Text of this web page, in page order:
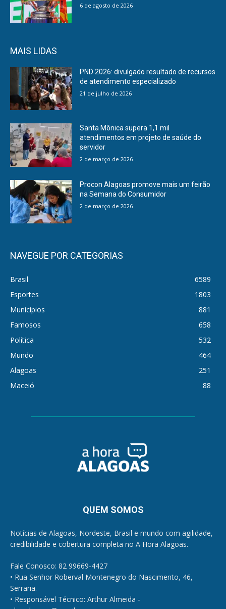
6 de agosto de 2026
MAIS LIDAS
PND 2026: divulgado resultado de recursos
de atendimento especializado
21 de julho de 2026
Santa Mônica supera 1,1 mil
atendimentos em projeto de saúde do
servidor
2 de março de 2026
Procon Alagoas promove mais um feirão
na Semana do Consumidor
2 de março de 2026
NAVEGUE POR CATEGORIAS
Brasil
6589
Esportes
1803
Municípios
881
Famosos
658
Política
532
Mundo
464
Alagoas
251
Maceió
88
QUEM SOMOS
Notícias de Alagoas, Nordeste, Brasil e mundo com agilidade,
credibilidade e cobertura completa no A Hora Alagoas.
Fale Conosco: 82 99669-4427
• Rua Senhor Roberval Montenegro do Nascimento, 46,
Serraria.
• Responsável Técnico: Arthur Almeida -